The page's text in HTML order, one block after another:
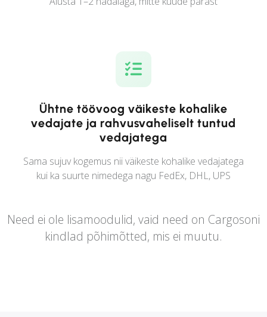
Ühtne töövoog väikeste kohalike
vedajate ja rahvusvaheliselt tuntud
vedajatega
Sama sujuv kogemus nii väikeste kohalike vedajatega
kui ka suurte nimedega nagu FedEx, DHL, UPS
Need ei ole lisamoodulid, vaid need on Cargosoni
kindlad põhimõtted, mis ei muutu.